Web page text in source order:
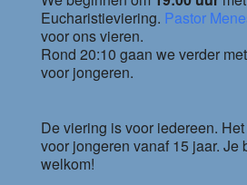
Eucharistieviering. Pastor
voor ons vieren.
Rond 20:10 gaan we verder
voor jongeren.
De viering is voor iedereen.
voor jongeren vanaf 15 jaar. Je
welkom!